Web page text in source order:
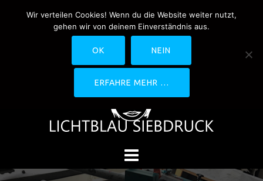
0170-4800361
drucken@lichtblau-
siebdruck.de
Schwedlerstraße 1 - 5 60314
Wir verteilen Cookies! Wenn du die Website weiter nutzt,
gehen wir von deinem Einverständnis aus.
OK NEIN
ERFAHRE MEHR …